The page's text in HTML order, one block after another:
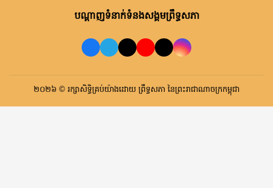
បណ្តាញទំនាក់ទំនងសង្គមព្រឹទ្ធសភា
២០២៦ © រក្សាសិទ្ធិគ្រប់យ៉ាងដោយ ព្រឹទ្ធសភា នៃព្រះរាជាណាចក្រកម្ពុជា